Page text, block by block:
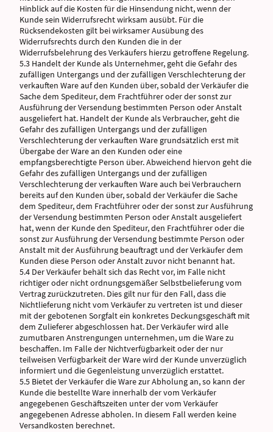
Hinblick auf die Kosten für die Hinsendung nicht, wenn der
Kunde sein Widerrufsrecht wirksam ausübt. Für die
Rücksendekosten gilt bei wirksamer Ausübung des
Widerrufsrechts durch den Kunden die in der
Widerrufsbelehrung des Verkäufers hierzu getroffene Regelung.
5.3 Handelt der Kunde als Unternehmer, geht die Gefahr des
zufälligen Untergangs und der zufälligen Verschlechterung der
verkauften Ware auf den Kunden über, sobald der Verkäufer die
Sache dem Spediteur, dem Frachtführer oder der sonst zur
Ausführung der Versendung bestimmten Person oder Anstalt
ausgeliefert hat. Handelt der Kunde als Verbraucher, geht die
Gefahr des zufälligen Untergangs und der zufälligen
Verschlechterung der verkauften Ware grundsätzlich erst mit
Übergabe der Ware an den Kunden oder eine
empfangsberechtigte Person über. Abweichend hiervon geht die
Gefahr des zufälligen Untergangs und der zufälligen
Verschlechterung der verkauften Ware auch bei Verbrauchern
bereits auf den Kunden über, sobald der Verkäufer die Sache
dem Spediteur, dem Frachtführer oder der sonst zur Ausführung
der Versendung bestimmten Person oder Anstalt ausgeliefert
hat, wenn der Kunde den Spediteur, den Frachtführer oder die
sonst zur Ausführung der Versendung bestimmte Person oder
Anstalt mit der Ausführung beauftragt und der Verkäufer dem
Kunden diese Person oder Anstalt zuvor nicht benannt hat.
5.4 Der Verkäufer behält sich das Recht vor, im Falle nicht
richtiger oder nicht ordnungsgemäßer Selbstbelieferung vom
Vertrag zurückzutreten. Dies gilt nur für den Fall, dass die
Nichtlieferung nicht vom Verkäufer zu vertreten ist und dieser
mit der gebotenen Sorgfalt ein konkretes Deckungsgeschäft mit
dem Zulieferer abgeschlossen hat. Der Verkäufer wird alle
zumutbaren Anstrengungen unternehmen, um die Ware zu
beschaffen. Im Falle der Nichtverfügbarkeit oder der nur
teilweisen Verfügbarkeit der Ware wird der Kunde unverzüglich
informiert und die Gegenleistung unverzüglich erstattet.
5.5 Bietet der Verkäufer die Ware zur Abholung an, so kann der
Kunde die bestellte Ware innerhalb der vom Verkäufer
angegebenen Geschäftszeiten unter der vom Verkäufer
angegebenen Adresse abholen. In diesem Fall werden keine
Versandkosten berechnet.